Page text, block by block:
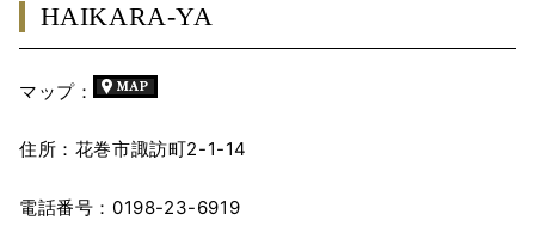
HAIKARA-YA
マップ：
住所：花巻市諏訪町2-1-14
電話番号：0198-23-6919